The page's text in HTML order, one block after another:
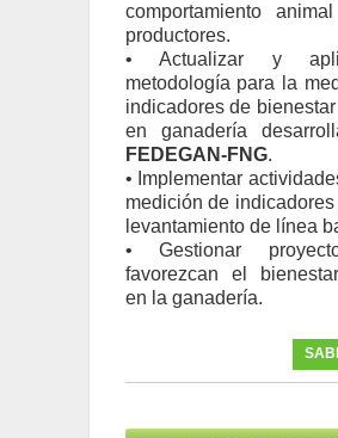
comportamiento
productores.
• Actualizar y
metodología para la
indicadores de
en ganadería
FEDEGAN-FNG.
• Implementar
medición de indicadores
levantamiento de línea
• Gestionar
favorezcan el
en la ganadería.